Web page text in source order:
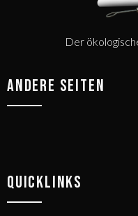
Der
ANDERE SEITEN
QUICKLINKS